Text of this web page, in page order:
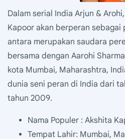
Dalam serial India Arjun &
Kapoor akan berperan sebagai
antara merupakan saudara
bersama dengan Aarohi
kota Mumbai, Maharashtra,
dunia seni peran di India dari
tahun 2009.
Nama Populer : Akshita
Tempat Lahir: Mumbai,